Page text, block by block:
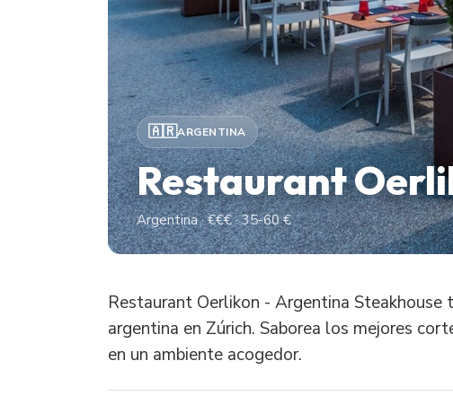
🇦🇷ARGENTINA
Restaurant
Argentina · €€€ · 35-60 €
Restaurant Oerlikon - Argentina
argentina en Zúrich. Saborea los mejores
en un ambiente acogedor.